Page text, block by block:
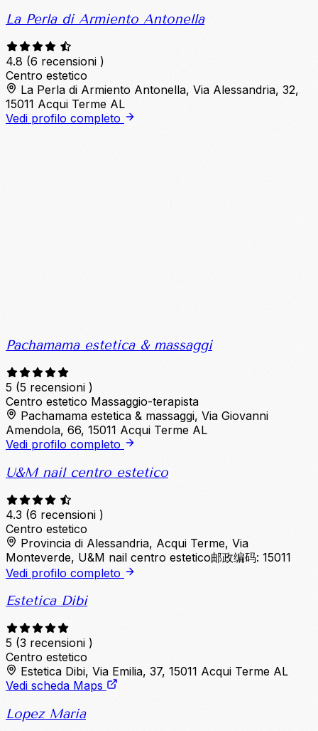
La Perla di Armiento Antonella
4.8 (6 recensioni )
Centro estetico
La Perla di Armiento Antonella, Via Alessandria, 32,
15011 Acqui Terme AL
Vedi profilo completo
Pachamama estetica & massaggi
5 (5 recensioni )
Centro estetico Massaggio-terapista
Pachamama estetica & massaggi, Via Giovanni
Amendola, 66, 15011 Acqui Terme AL
Vedi profilo completo
U&M nail centro estetico
4.3 (6 recensioni )
Centro estetico
Provincia di Alessandria, Acqui Terme, Via
Monteverde, U&M nail centro estetico邮政编码: 15011
Vedi profilo completo
Estetica Dibi
5 (3 recensioni )
Centro estetico
Estetica Dibi, Via Emilia, 37, 15011 Acqui Terme AL
Vedi scheda Maps
Lopez Maria